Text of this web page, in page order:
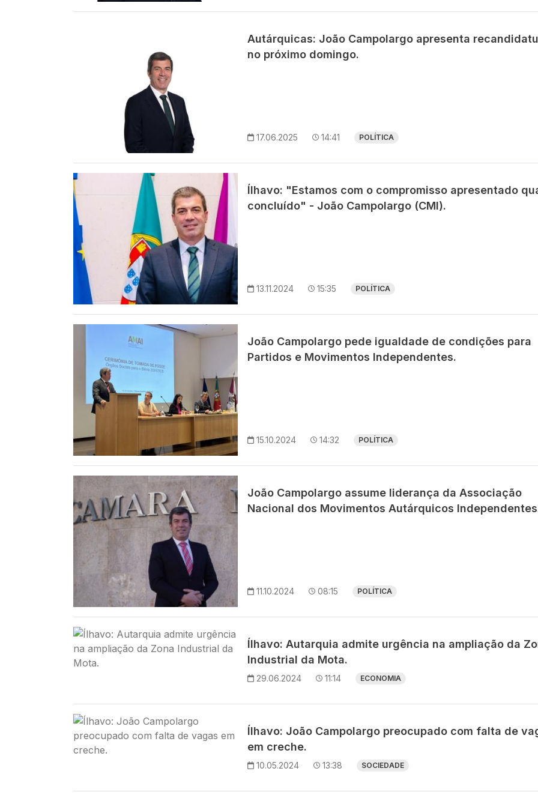
Autárquicas: João Campolargo apresenta
no próximo domingo.
17.06.2025 14:41 POLÍTICA
Imagem
Ílhavo: "Estamos com o compromisso apresentado
concluído" - João Campolargo (CMI).
13.11.2024 15:35 POLÍTICA
João Campolargo pede igualdade de condições para
Partidos e Movimentos Independentes.
15.10.2024 14:32 POLÍTICA
Imagem
João Campolargo assume liderança da Associação
Nacional dos Movimentos Autárquicos
11.10.2024 08:15 POLÍTICA
Imagem
Ílhavo: Autarquia admite urgência na ampliação da
Industrial da Mota.
29.06.2024 11:14 ECONOMIA
Imagem
Ílhavo: João Campolargo preocupado com falta de
em creche.
10.05.2024 13:38 SOCIEDADE